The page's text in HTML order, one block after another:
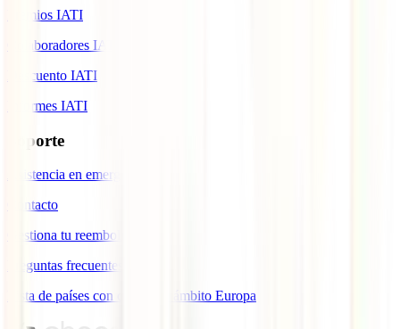
Premios IATI
Colaboradores IATI
Descuento IATI
Informes IATI
Soporte
Asistencia en emergencias
Contacto
Gestiona tu reembolso
Preguntas frecuentes
Lista de países con cobertura ámbito Europa